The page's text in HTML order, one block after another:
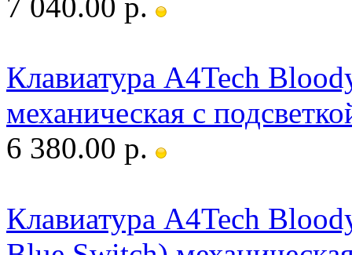
Клавиатура A4Tech
механическая с
6 380.00 р.
Клавиатура A4Tech